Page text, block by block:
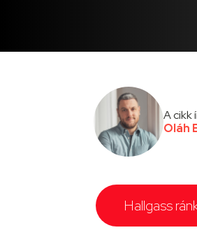
A cikk
Oláh
Hallgass